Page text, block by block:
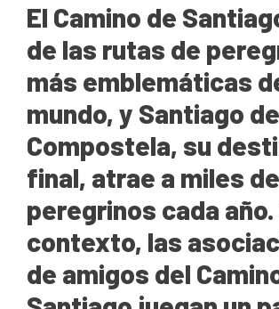
El Camino de
de las rutas de
más emblemáticas
mundo, y Santiago de
Compostela, su
final, atrae a miles de
peregrinos cada
contexto, las
de amigos del